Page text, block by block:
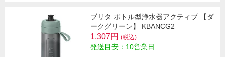
ブリタ ボトル型浄水器アクティブ 【ダ
ークグリーン】 KBANCG2
1,307円 (税込)
発送目安：10営業日